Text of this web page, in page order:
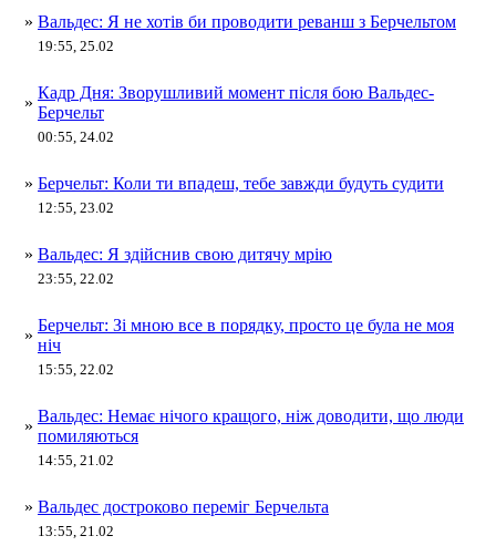
» Вальдес: Я не хотів би проводити реванш з Берчельтом
19:55, 25.02
»
Кадр Дня: Зворушливий момент після бою Вальдес-
Берчельт
00:55, 24.02
» Берчельт: Коли ти впадеш, тебе завжди будуть судити
12:55, 23.02
» Вальдес: Я здійснив свою дитячу мрію
23:55, 22.02
»
Берчельт: Зі мною все в порядку, просто це була не моя
ніч
15:55, 22.02
»
Вальдес: Немає нічого кращого, ніж доводити, що люди
помиляються
14:55, 21.02
» Вальдес достроково переміг Берчельта
13:55, 21.02